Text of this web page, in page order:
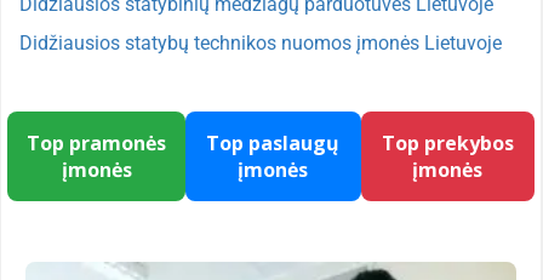
Didžiausios statybų technikos nuomos įmonės Lietuvoje
Top pramonės
įmonės
Top paslaugų
įmonės
Top prekybos
įmonės